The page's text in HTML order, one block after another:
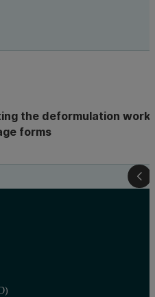
the deformulation
forms